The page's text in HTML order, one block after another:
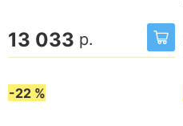
13 033 р.
-22 %